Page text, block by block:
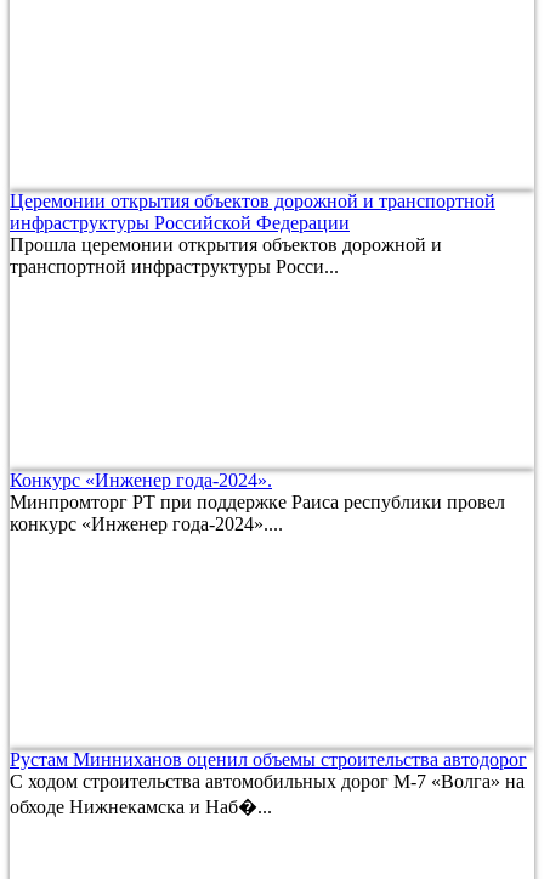
Церемонии открытия объектов дорожной и транспортной
инфраструктуры Российской Федерации
Прошла церемонии открытия объектов дорожной и
транспортной инфраструктуры Росси...
Конкурс «Инженер года-2024».
Минпромторг РТ при поддержке Раиса республики провел
конкурс «Инженер года-2024»....
Рустам Минниханов оценил объемы строительства автодорог
С ходом строительства автомобильных дорог М-7 «Волга» на
обходе Нижнекамска и Наб�...